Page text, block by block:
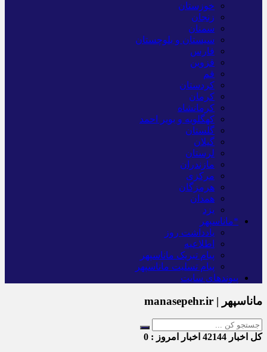
خوزستان
زنجان
سمنان
سیستان و بلوچستان
فارس
قزوین
قم
کردستان
کرمان
کرمانشاه
کهگلویه و بویر احمد
گلستان
گیلان
لرستان
مازندران
مرکزی
هرمزگان
همدان
یزد
*ماناسپهر
یادداشت روز
اطلاعیه
پیام تبریک ماناسپهر
پیام تسلیت ماناسپهر
پیوندهای سایت
ماناسپهر | manasepehr.ir
کل اخبار اخبار امروز : 0